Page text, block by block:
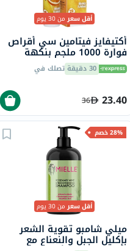
أقل سعرمن 30 يوم
أكتيفايز فيتامين سي أقراص
فوارة 1000 ملجم بنكهة
البرتقال حزمة من 20
30 دقيقة تصلك في
23.40
36
28% خصم
أقل سعرمن 30 يوم
ميلي شامبو تقوية الشعر
بإكليل الجبل والنعناع مع